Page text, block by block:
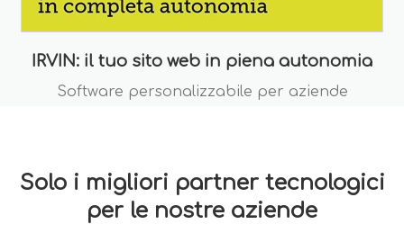
IRVIN: il tuo sito web in piena autonomia
Software personalizzabile per aziende
Solo i migliori partner tecnologici
per le nostre aziende